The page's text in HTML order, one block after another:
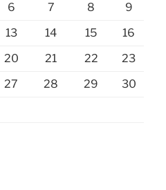
6 7 8
9
13 14 15
16
20 21 22
23
27 28 29
30